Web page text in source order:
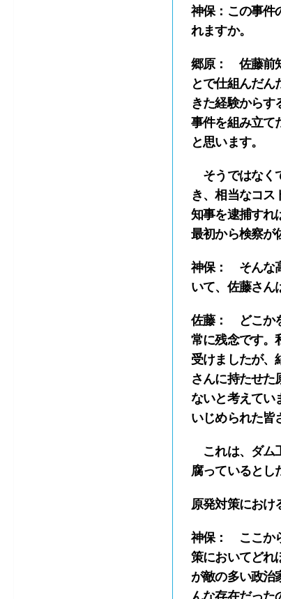
神保：この事件
れますか。
郷原： 佐藤前
とで仕組んだん
きた経験からす
事件を組み立て
と思います。
そうではなく
き、相当なコス
知事を逮捕すれ
最初から検察が
神保： そんな
いて、佐藤さん
佐藤： どこか
常に残念です。
受けましたが、
さんに持たせた
ないと考えてい
いじめられた皆
これは、ダム
腐っているとし
原発対策におけ
神保： ここか
策においてどれ
が敵の多い政治
んな存在だった